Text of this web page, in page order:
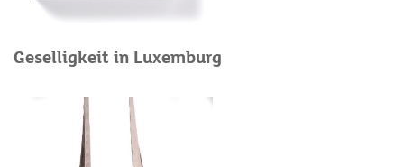
Geselligkeit in Luxemburg